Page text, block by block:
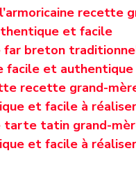
recette
et facile
far breton
facile et authentique
recette grand-
et facile à réaliser
tarte tatin grand-
et facile à réaliser